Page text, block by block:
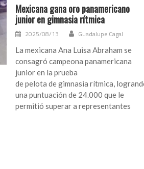
Mexicana gana oro panamericano
junior en gimnasia rítmica
2025/08/13 Guadalupe Cagal
La mexicana Ana Luisa Abraham se
consagró campeona panamericana
junior en la prueba
de pelota de gimnasia rítmica,
una puntuación de 24.000 que le
permitió superar a representantes